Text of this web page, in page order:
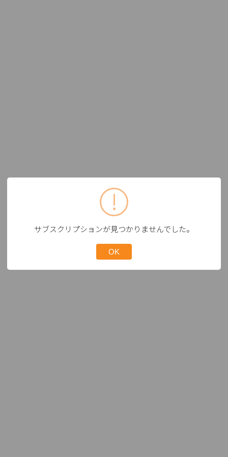
サブスクリプションが見つかりませんでした。
OK